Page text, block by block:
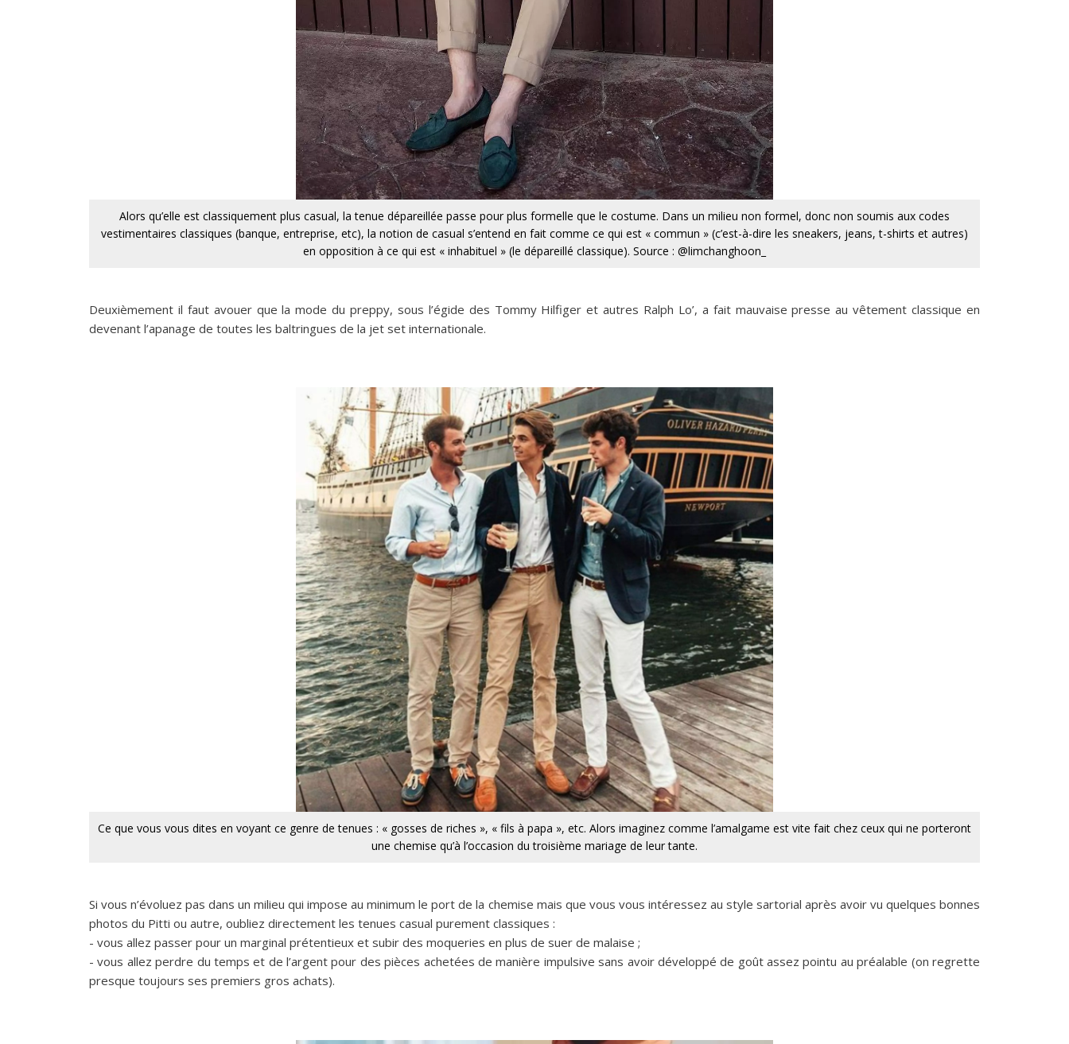
Alors qu’elle est classiquement plus casual, la tenue dépareillée passe pour plus formelle que le costume. Dans un milieu non formel, donc non soumis aux codes
vestimentaires classiques (banque, entreprise, etc), la notion de casual s’entend en fait comme ce qui est « commun » (c’est-à-dire les sneakers, jeans, t-shirts et autres)
en opposition à ce qui est « inhabituel » (le dépareillé classique). Source : @limchanghoon_
Deuxièmement il faut avouer que la mode du preppy, sous l’égide des Tommy Hilfiger et autres Ralph Lo’, a fait mauvaise presse au vêtement classique en
devenant l’apanage de toutes les baltringues de la jet set internationale.
Ce que vous vous dites en voyant ce genre de tenues : « gosses de riches », « fils à papa », etc. Alors imaginez comme l’amalgame est vite fait chez ceux qui ne porteront
une chemise qu’à l’occasion du troisième mariage de leur tante.
Si vous n’évoluez pas dans un milieu qui impose au minimum le port de la chemise mais que vous vous intéressez au style sartorial après avoir vu quelques bonnes
photos du Pitti ou autre, oubliez directement les tenues casual purement classiques :
- vous allez passer pour un marginal prétentieux et subir des moqueries en plus de suer de malaise ;
- vous allez perdre du temps et de l’argent pour des pièces achetées de manière impulsive sans avoir développé de goût assez pointu au préalable (on regrette
presque toujours ses premiers gros achats).